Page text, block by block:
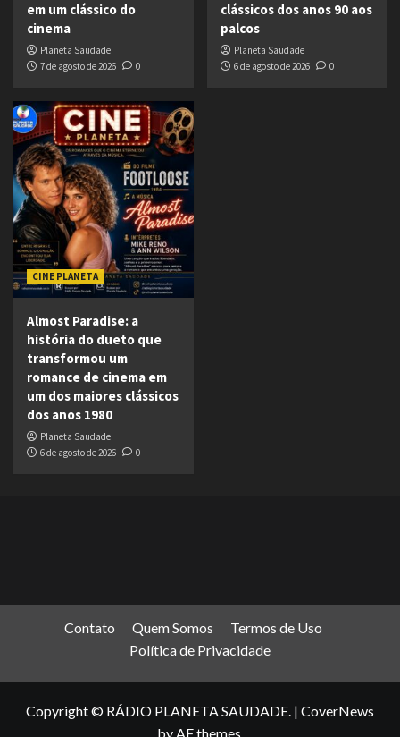
em um clássico do
cinema
Planeta Saudade
7 de agosto de 2026
0
clássicos dos anos 90 aos
palcos
Planeta Saudade
6 de agosto de 2026
0
CINE PLANETA
Almost Paradise: a
história do dueto que
transformou um
romance de cinema em
um dos maiores clássicos
dos anos 1980
Planeta Saudade
6 de agosto de 2026
0
Contato Quem Somos
Termos de Uso
Política de Privacidade
Copyright © RÁDIO PLANETA SAUDADE. | CoverNews
by AF themes.